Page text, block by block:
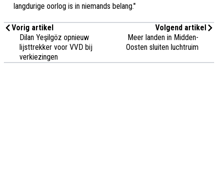
langdurige oorlog is in niemands belang."
Vorig artikel
Dilan Yeşilgöz opnieuw
lijsttrekker voor VVD bij
verkiezingen
Volgend artikel
Meer landen in Midden-
Oosten sluiten luchtruim